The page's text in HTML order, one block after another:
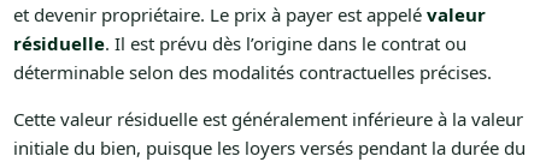
et devenir propriétaire. Le prix à payer est appelé valeur
résiduelle. Il est prévu dès l’origine dans le contrat ou
déterminable selon des modalités contractuelles précises.
Cette valeur résiduelle est généralement inférieure à la valeur
initiale du bien, puisque les loyers versés pendant la durée du